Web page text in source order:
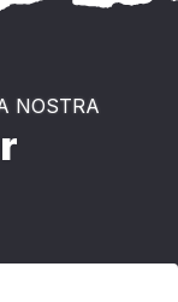
NOSTRA